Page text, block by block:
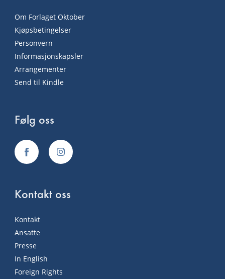
Om Forlaget Oktober
Kjøpsbetingelser
Personvern
Informasjonskapsler
Arrangementer
Send til Kindle
Følg oss
Kontakt oss
Kontakt
Ansatte
Presse
In English
Foreign Rights